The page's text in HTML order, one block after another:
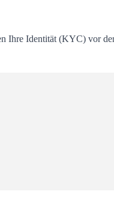
Ihre Identität (KYC) vor